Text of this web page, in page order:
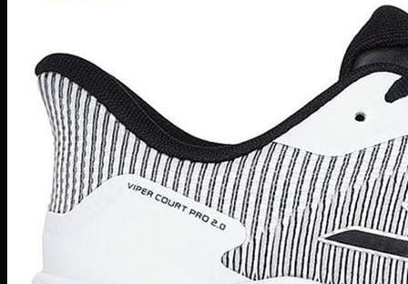
Gentle Monster
Prada
Louis Vuitton
Dior
Gucci
Saint Laurent
Bottega Veneta
Versace
Fendi
Ray Ban
Gucci